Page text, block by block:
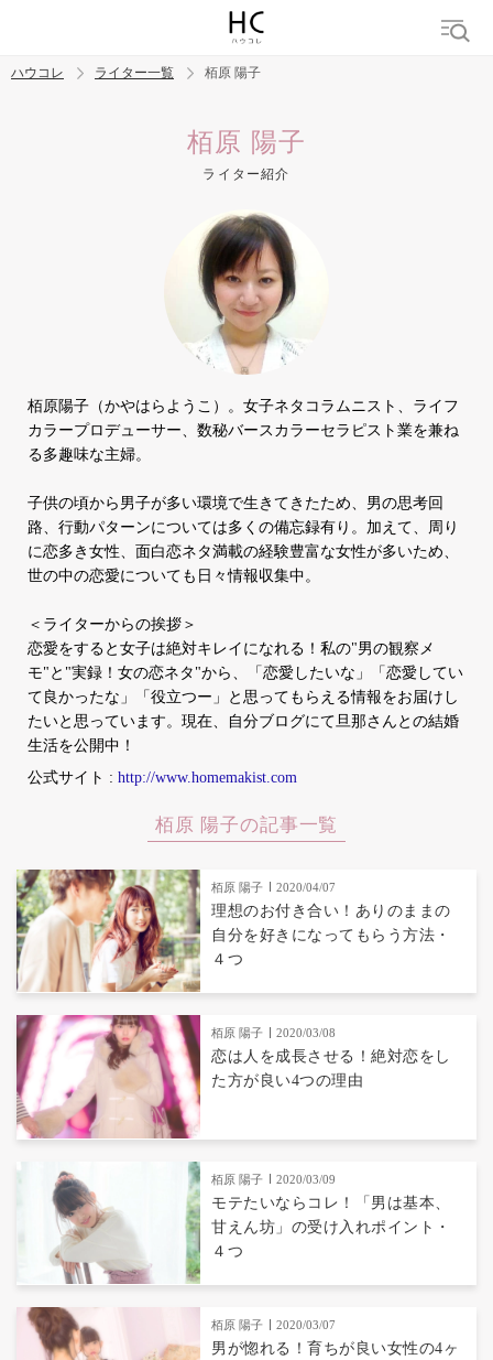
カップル 男の本音
ハウコレ ライター一覧 栢原 陽子
栢原 陽子
ライター紹介
栢原陽子（かやはらようこ）。女子ネタコラムニスト、ライフ
カラープロデューサー、数秘バースカラーセラピスト業を兼ね
る多趣味な主婦。
子供の頃から男子が多い環境で生きてきたため、男の思考回
路、行動パターンについては多くの備忘録有り。加えて、周り
に恋多き女性、面白恋ネタ満載の経験豊富な女性が多いため、
世の中の恋愛についても日々情報収集中。
＜ライターからの挨拶＞
恋愛をすると女子は絶対キレイになれる！私の"男の観察メ
モ"と"実録！女の恋ネタ"から、「恋愛したいな」「恋愛してい
て良かったな」「役立つー」と思ってもらえる情報をお届けし
たいと思っています。現在、自分ブログにて旦那さんとの結婚
生活を公開中！
公式サイト : http://www.homemakist.com
栢原 陽子の記事一覧
栢原 陽子 2020/04/07
理想のお付き合い！ありのままの
自分を好きになってもらう方法・
４つ
栢原 陽子 2020/03/08
恋は人を成長させる！絶対恋をし
た方が良い4つの理由
栢原 陽子 2020/03/09
モテたいならコレ！「男は基本、
甘えん坊」の受け入れポイント・
４つ
栢原 陽子 2020/03/07
男が惚れる！育ちが良い女性の4ヶ